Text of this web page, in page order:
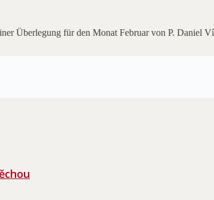
Überlegung für den Monat Februar von P. Daniel